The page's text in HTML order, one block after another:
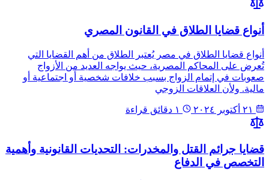
أنواع قضايا الطلاق في القانون المصري
أنواع قضايا الطلاق في مصر يُعتبر الطلاق من أهم القضايا التي
تُعرض على المحاكم المصرية، حيث يواجه العديد من الأزواج
صعوبات في إتمام الزواج بسبب خلافات شخصية أو اجتماعية أو
مالية. ولأن العلاقات الزوجي
٢١ أكتوبر ٢٠٢٤ ١ دقائق قراءة
قضايا جرائم القتل والمخدرات: التحديات القانونية وأهمية
التخصص في الدفاع